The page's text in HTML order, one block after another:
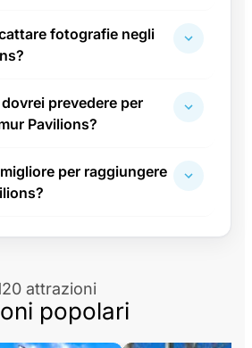
fotografie negli
prevedere per
Pavilions?
per raggiungere
attrazioni
popolari